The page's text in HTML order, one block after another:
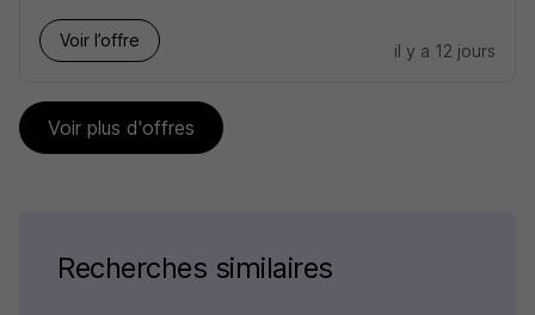
Voir l’offre
il y a 12 jours
Voir plus d'offres
Recherches similaires